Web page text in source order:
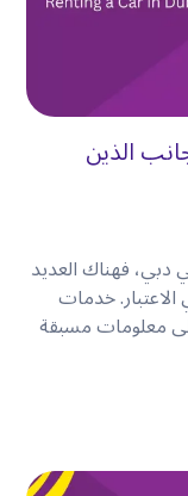
سفرهم وحجم
الذين
دبي، فهناك العديد
خدمات
معلومات مسبقة